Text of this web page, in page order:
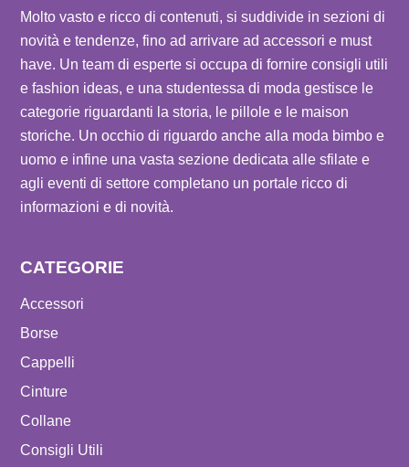
Molto vasto e ricco di contenuti, si suddivide in sezioni di
novità e tendenze, fino ad arrivare ad accessori e must
have. Un team di esperte si occupa di fornire consigli utili
e fashion ideas, e una studentessa di moda gestisce le
categorie riguardanti la storia, le pillole e le maison
storiche. Un occhio di riguardo anche alla moda bimbo e
uomo e infine una vasta sezione dedicata alle sfilate e
agli eventi di settore completano un portale ricco di
informazioni e di novità.
CATEGORIE
Accessori
Borse
Cappelli
Cinture
Collane
Consigli Utili